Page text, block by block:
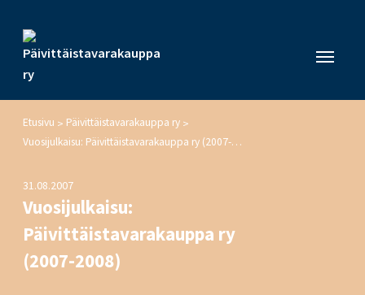
Etusivu > Päivittäistavarakauppa ry >
Vuosijulkaisu: Päivittäistavarakauppa ry (2007-2008)
31.08.2007
Vuosijulkaisu:
Päivittäistavarakauppa ry
(2007-2008)